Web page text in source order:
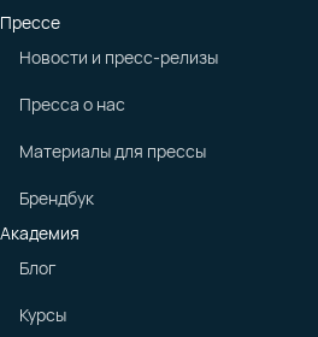
Прессе
Новости и пресс-релизы
Пресса о нас
Материалы для прессы
Брендбук
Академия
Блог
Курсы